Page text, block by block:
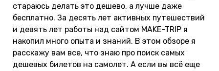
стараюсь делать это дешево, а лучше даже
бесплатно. За десять лет активных путешествий
и девять лет работы над сайтом MAKE-TRIP я
накопил много опыта и знаний. В этом обзоре я
расскажу вам все, что знаю про поиск самых
дешевых билетов на самолет. А если вы всё еще